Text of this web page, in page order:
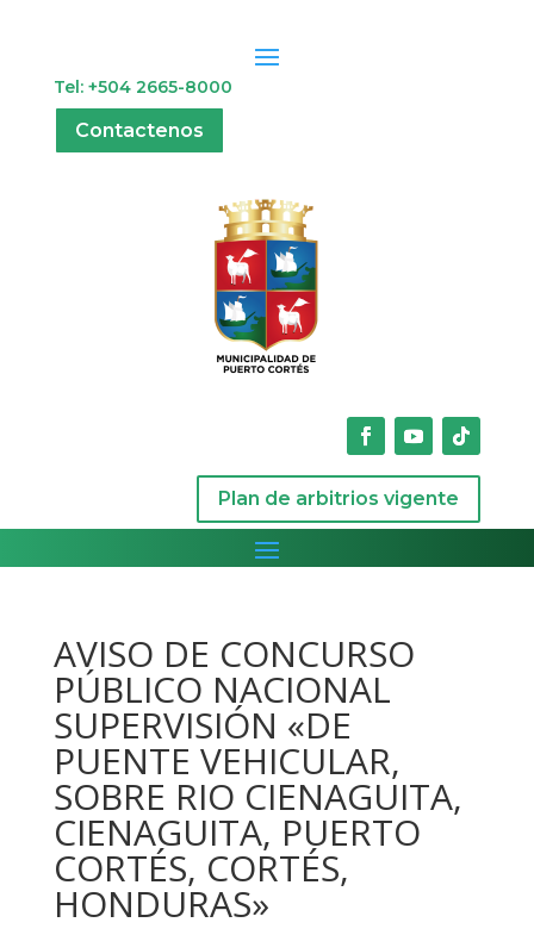
Tel: +504 2665-8000
Contactenos
Plan de arbitrios vigente
AVISO DE CONCURSO
PÚBLICO NACIONAL
SUPERVISIÓN «DE
PUENTE VEHICULAR,
SOBRE RIO CIENAGUITA,
CIENAGUITA, PUERTO
CORTÉS, CORTÉS,
HONDURAS»